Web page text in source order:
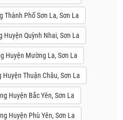
Thành Phố Sơn La, Sơn La
Huyện Quỳnh Nhai, Sơn La
Huyện Mường La, Sơn La
Thuận Châu, Sơn La
Huyện Bắc Yên, Sơn La
Huyện Phù Yên, Sơn La